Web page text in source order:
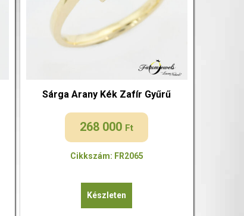
Sárga Arany Kék Zafír Gyűrű
268 000 Ft
Cikkszám: FR2065
Készleten